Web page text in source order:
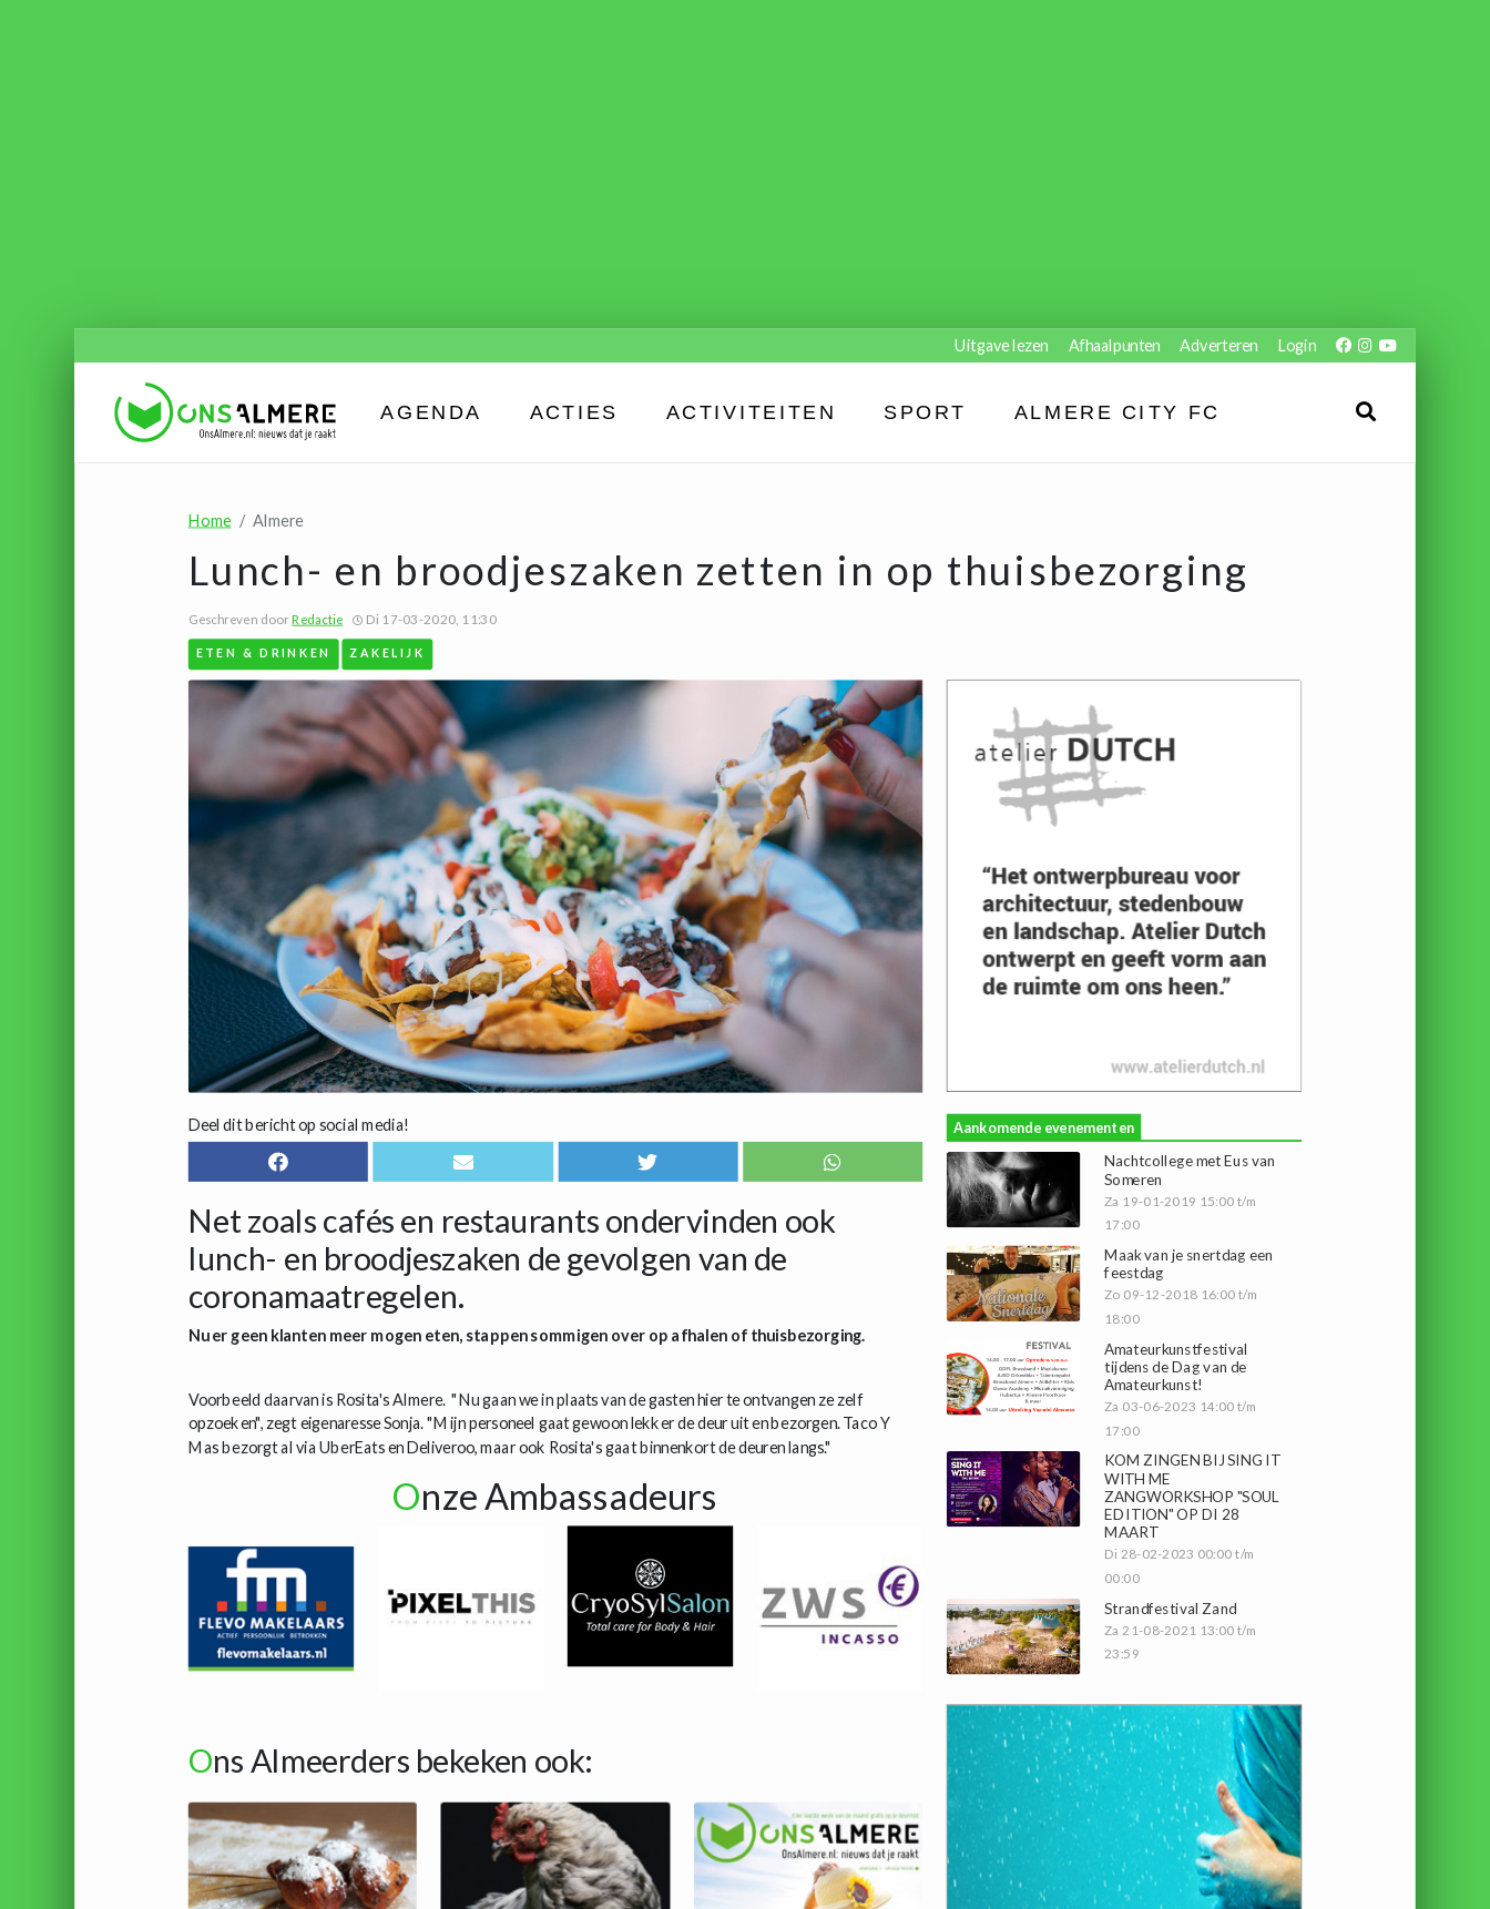
Uitgave lezen Afhaalpunten Adverteren Login
AGENDA ACTIES ACTIVITEITEN SPORT ALMERE CITY FC
Home Almere
Lunch- en broodjeszaken zetten in op thuisbezorging
Geschreven doorRedactie Di 17-03-2020, 11:30
ETEN & DRINKEN ZAKELIJK
Deel dit bericht op social media!
Net zoals cafés en restaurants ondervinden ook
lunch- en broodjeszaken de gevolgen van de
coronamaatregelen.
Nu er geen klanten meer mogen eten, stappen sommigen over op afhalen of thuisbezorging.
Voorbeeld daarvan is Rosita's Almere. "Nu gaan we in plaats van de gasten hier te ontvangen ze zelf
opzoeken", zegt eigenaresse Sonja. "Mijn personeel gaat gewoon lekker de deur uit en bezorgen. Taco Y
Mas bezorgt al via UberEats en Deliveroo, maar ook Rosita's gaat binnenkort de deuren langs."
Onze Ambassadeurs
Ons Almeerders bekeken ook:
Aankomende evenementen
Nachtcollege met Eus van
Someren
Za 19-01-2019 15:00 t/m
17:00
Maak van je snertdag een
feestdag
Zo 09-12-2018 16:00 t/m
18:00
Amateurkunstfestival
tijdens de Dag van de
Amateurkunst!
Za 03-06-2023 14:00 t/m
17:00
KOM ZINGEN BIJ SING IT
WITH ME
ZANGWORKSHOP "SOUL
EDITION" OP DI 28
MAART
Di 28-02-2023 00:00 t/m
00:00
Strandfestival Zand
Za 21-08-2021 13:00 t/m
23:59